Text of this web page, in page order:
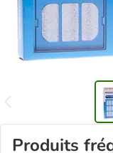
Produits